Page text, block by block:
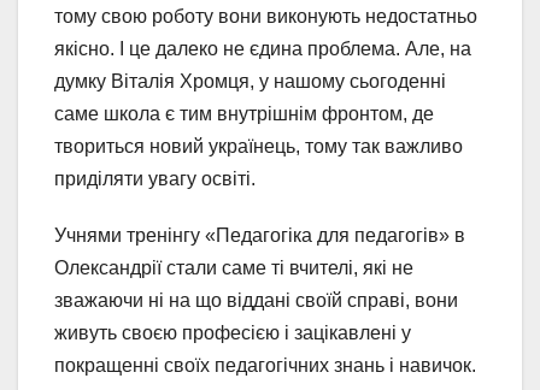
тому свою роботу вони виконують недостатньо
якісно. І це далеко не єдина проблема. Але, на
думку Віталія Хромця, у нашому сьогоденні
саме школа є тим внутрішнім фронтом, де
твориться новий українець, тому так важливо
приділяти увагу освіті.
Учнями тренінгу «Педагогіка для педагогів» в
Олександрії стали саме ті вчителі, які не
зважаючи ні на що віддані своїй справі, вони
живуть своєю професією і зацікавлені у
покращенні своїх педагогічних знань і навичок.